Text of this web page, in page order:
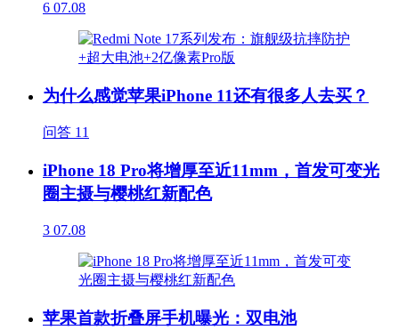
6 07.08
为什么感觉苹果iPhone 11还有很多人去买？
问答 11
iPhone 18 Pro将增厚至近11mm，首发可变光
圈主摄与樱桃红新配色
3 07.08
苹果首款折叠屏手机曝光：双电池